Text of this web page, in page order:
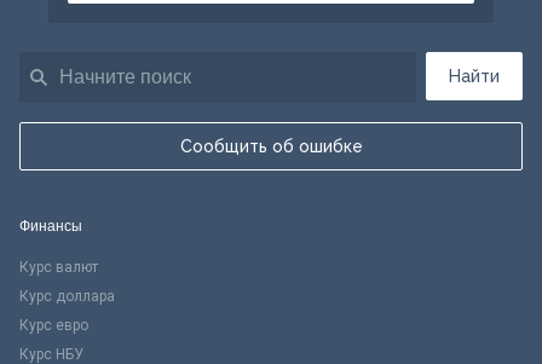
Найти
Сообщить об ошибке
Финансы
Курс валют
Курс доллара
Курс евро
Курс НБУ